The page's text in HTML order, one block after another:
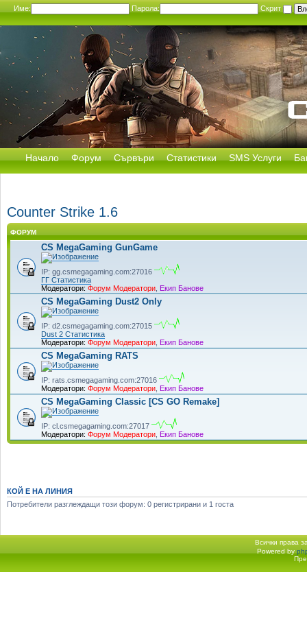
Име: Парола: Скрит
Начало Форум Сървъри Статистики SMS Услуги
Counter Strike 1.6
ФОРУМ
CS MegaGaming GunGame
IP: gg.csmegagaming.com:27016
ГГ Статистика
Модератори: Форум Модератори Екип Банове
CS MegaGaming Dust2 Only
IP: d2.csmegagaming.com:27015
Dust 2 Статистика
Модератори: Форум Модератори Екип Банове
CS MegaGaming RATS
IP: rats.csmegagaming.com:27016
Модератори: Форум Модератори Екип Банове
CS MegaGaming Classic [CS GO Remake]
IP: cl.csmegagaming.com:27017
Модератори: Форум Модератори Екип Банове
КОЙ Е НА ЛИНИЯ
Потребители разглеждащи този форум: 0 регистрирани и 1 госта
Всички права
Начало форум Powered by